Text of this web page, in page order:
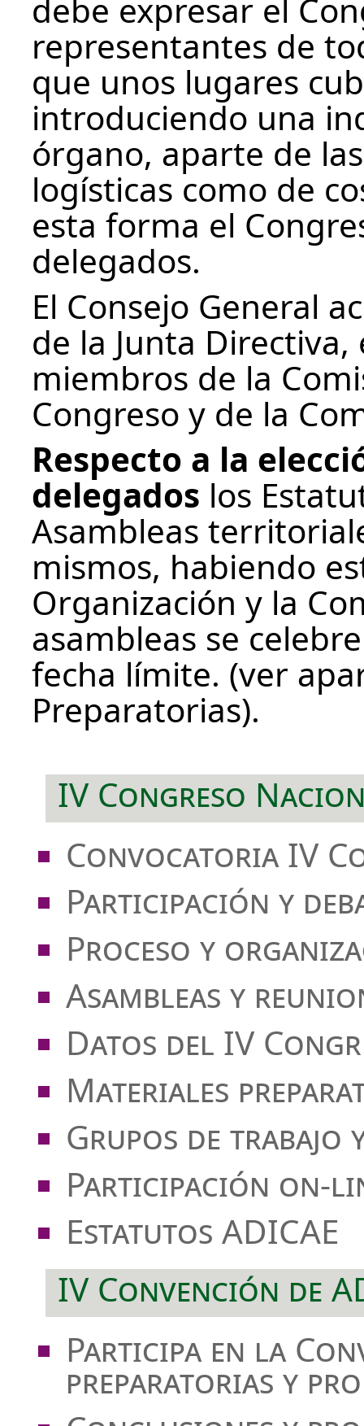
debe expresar el
representantes de
que unos lugares
introduciendo una
órgano, aparte de
logísticas como de
esta forma el
delegados.
El Consejo General
de la Junta
miembros de la
Congreso y de la
Respecto a la
delegados los
Asambleas
mismos, habiendo
Organización y la
asambleas se
fecha límite. (ver
Preparatorias).
IV Congreso
Convocatoria IV
Participación y
Proceso y
Asambleas y
Datos del IV
Materiales
Grupos de trabajo
Participación on-
Estatutos ADICAE
IV Convención de
Participa en la
preparatorias y